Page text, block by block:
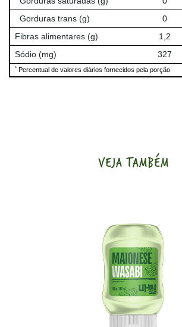
Gorduras trans (g)
0
Fibras alimentares (g)
1,2
Sódio (mg)
327
* Percentual de valores diários fornecidos pela porção
VEJA TAMBÉM